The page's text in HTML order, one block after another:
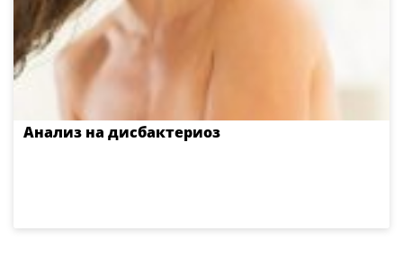
Анализ на дисбактериоз